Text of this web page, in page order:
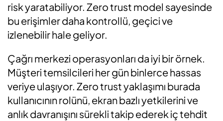
risk yaratabiliyor. Zero trust model sayesinde
bu erişimler daha kontrollü, geçici ve
izlenebilir hale geliyor.
Çağrı merkezi operasyonları da iyi bir örnek.
Müşteri temsilcileri her gün binlerce hassas
veriye ulaşıyor. Zero trust yaklaşımı burada
kullanıcının rolünü, ekran bazlı yetkilerini ve
anlık davranışını sürekli takip ederek iç tehdit